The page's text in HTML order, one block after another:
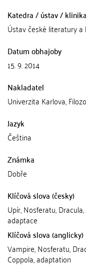
Katedra / ústav / klinika
Ústav české literatury
Datum obhajoby
15. 9. 2014
Nakladatel
Univerzita Karlova,
Jazyk
Čeština
Známka
Dobře
Klíčová slova (česky)
Upír, Nosferatu,
adaptace
Klíčová slova (anglicky)
Vampire, Nosferatu,
Coppola, adaptation